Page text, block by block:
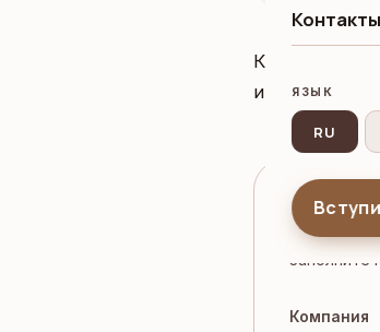
Контакты
ЯЗЫК
RU
Крупнейшая
и
Заполните
Компания